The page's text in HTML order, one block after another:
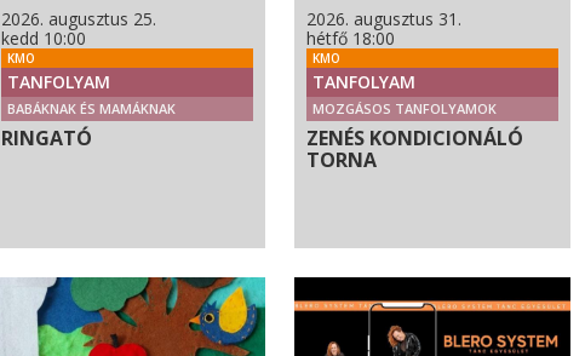
2026. augusztus 25.
kedd 10:00
KMO
TANFOLYAM
BABÁKNAK ÉS MAMÁKNAK
RINGATÓ
2026. augusztus 31.
hétfő 18:00
KMO
TANFOLYAM
MOZGÁSOS TANFOLYAMOK
ZENÉS KONDICIONÁLÓ
TORNA